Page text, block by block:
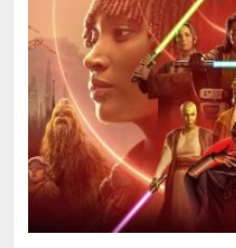
POSTS